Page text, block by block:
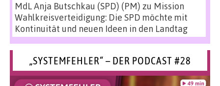
MdL Anja Butschkau (SPD) (PM) zu Mission
Wahlkreisverteidigung: Die SPD möchte mit
Kontinuität und neuen Ideen in den Landtag
„SYSTEMFEHLER“ – DER PODCAST #28